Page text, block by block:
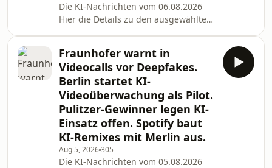
Die KI-Nachrichten vom 06.08.2026
Hier die Details zu den ausgewählten
ein: Gemini übernimmt auf Android
und Wear OS Quelle: https://the-
decoder.de/google-stellt-den-google-
assistant-ab-september-2026-ein-
gemini-uebernimmt-auf-android-und-
wear-os/ US-Berufungsgericht erlaubt
Perplexitys KI-Shopping-Agenten
wieder auf Amazon Qu
Fraunhofer warnt in
Videocalls vor Deepfakes.
Berlin startet KI-
Videoüberwachung als Pilot.
Pulitzer-Gewinner legen KI-
Einsatz offen. Spotify baut
KI-Remixes mit Merlin aus.
Aug 5, 2026305
Die KI-Nachrichten vom 05.08.2026